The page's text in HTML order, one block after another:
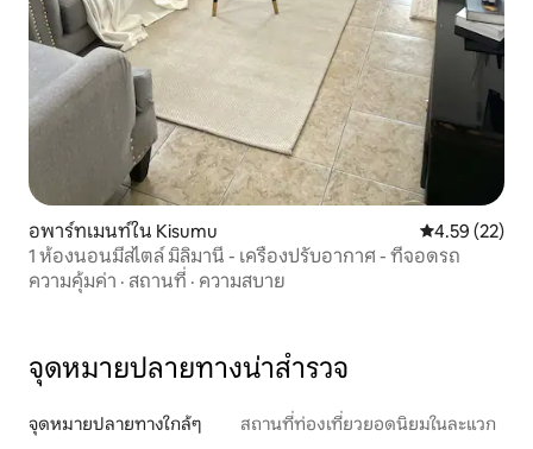
อพาร์ทเมนท์ใน Kisumu คะแนนเฉลี่ย
4.59 (22)
1 ห้องนอนมีสไตล์ มิลิมานี - เครื่องปรับอากาศ - ที่จอดรถ
ความคุ้มค่า · สถานที่ · ความสบาย
จุดหมายปลายทางน่าสำรวจ
จุดหมายปลายทางใกล้ๆ สถานที่ท่องเที่ยวยอดนิยมในละแวก